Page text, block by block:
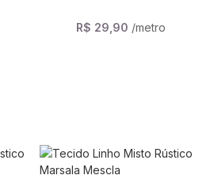
R$ 29,90 /metro